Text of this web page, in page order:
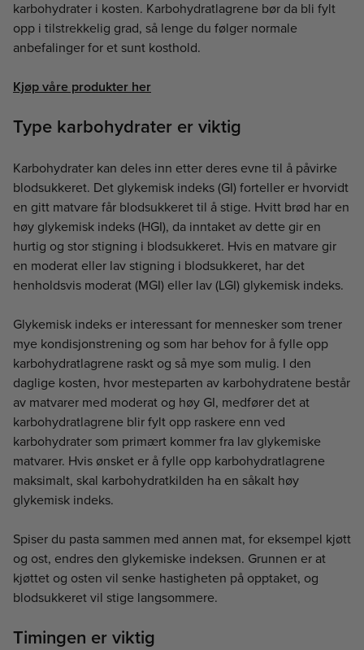
karbohydrater i kosten. Karbohydratlagrene bør da bli fylt
opp i tilstrekkelig grad, så lenge du følger normale
anbefalinger for et sunt kosthold.
Kjøp våre produkter her
Type karbohydrater er viktig
Karbohydrater kan deles inn etter deres evne til å påvirke
blodsukkeret. Det glykemisk indeks (GI) forteller er hvorvidt
en gitt matvare får blodsukkeret til å stige. Hvitt brød har en
høy glykemisk indeks (HGI), da inntaket av dette gir en
hurtig og stor stigning i blodsukkeret. Hvis en matvare gir
en moderat eller lav stigning i blodsukkeret, har det
henholdsvis moderat (MGI) eller lav (LGI) glykemisk indeks.
Glykemisk indeks er interessant for mennesker som trener
mye kondisjonstrening og som har behov for å fylle opp
karbohydratlagrene raskt og så mye som mulig. I den
daglige kosten, hvor mesteparten av karbohydratene består
av matvarer med moderat og høy GI, medfører det at
karbohydratlagrene blir fylt opp raskere enn ved
karbohydrater som primært kommer fra lav glykemiske
matvarer. Hvis ønsket er å fylle opp karbohydratlagrene
maksimalt, skal karbohydratkilden ha en såkalt høy
glykemisk indeks.
Spiser du pasta sammen med annen mat, for eksempel kjøtt
og ost, endres den glykemiske indeksen. Grunnen er at
kjøttet og osten vil senke hastigheten på opptaket, og
blodsukkeret vil stige langsommere.
Timingen er viktig